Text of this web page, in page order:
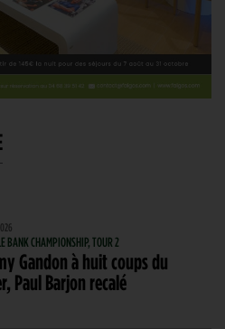
BANK CHAMPIONSHIP, TOUR 2
Gandon à huit coups du
Paul Barjon recalé